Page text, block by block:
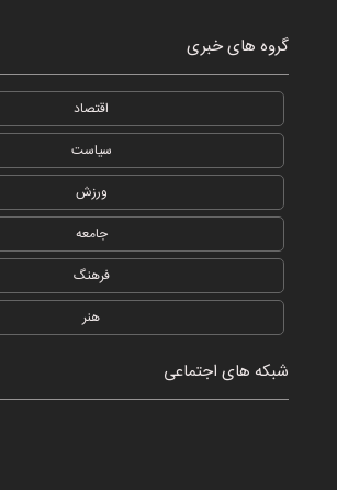
گروه های خبری
اقتصاد
سیاست
ورزش
جامعه
فرهنگ
هنر
شبکه های اجتماعی